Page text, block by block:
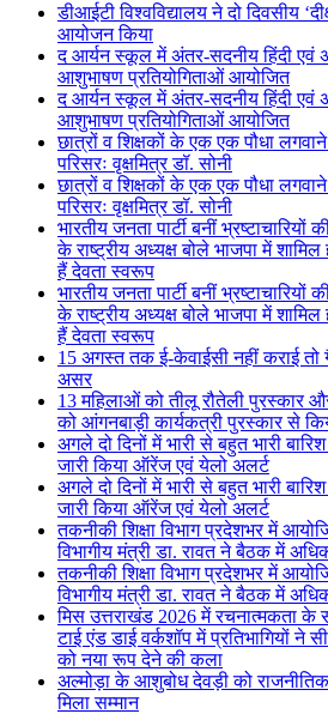
डीआईटी विश्वविद्यालय ने दो दिवसीय
आयोजन किया
द आर्यन स्कूल में अंतर-सदनीय हिंदी एवं
आशुभाषण प्रतियोगिताओं आयोजित
द आर्यन स्कूल में अंतर-सदनीय हिंदी एवं
आशुभाषण प्रतियोगिताओं आयोजित
छात्रों व शिक्षकों के एक एक पौधा
परिसरः वृक्षमित्र डॉ. सोनी
छात्रों व शिक्षकों के एक एक पौधा
परिसरः वृक्षमित्र डॉ. सोनी
भारतीय जनता पार्टी बनीं
के राष्ट्रीय अध्यक्ष बोले भाजपा में शामिल
हैं देवता स्वरूप
भारतीय जनता पार्टी बनीं
के राष्ट्रीय अध्यक्ष बोले भाजपा में शामिल
हैं देवता स्वरूप
15 अगस्त तक ई-केवाईसी नहीं कराई
असर
13 महिलाओं को तीलू रौतेली पुरस्कार
को आंगनबाड़ी कार्यकत्री पुरस्कार से
अगले दो दिनों में भारी से बहुत भारी
जारी किया ऑरेंज एवं येलो अलर्ट
अगले दो दिनों में भारी से बहुत भारी
जारी किया ऑरेंज एवं येलो अलर्ट
तकनीकी शिक्षा विभाग प्रदेशभर में
विभागीय मंत्री डा. रावत ने बैठक में
तकनीकी शिक्षा विभाग प्रदेशभर में
विभागीय मंत्री डा. रावत ने बैठक में
मिस उत्तराखंड 2026 में रचनात्मकता
टाई एंड डाई वर्कशॉप में प्रतिभागियों ने
को नया रूप देने की कला
अल्मोड़ा के आशुबोध देवड़ी को
मिला सम्मान